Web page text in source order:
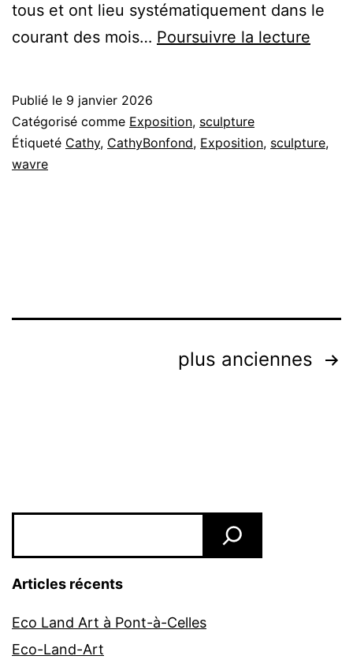
tous et ont lieu systématiquement dans le
courant des mois… Poursuivre la lecture
de
Publié le 9 janvier 2026
Catégorisé comme Exposition, sculpture
Étiqueté Cathy, CathyBonfond, Exposition, sculpture,
wavre
plus anciennes
Articles récents
Eco Land Art à Pont-à-Celles
Eco-Land-Art